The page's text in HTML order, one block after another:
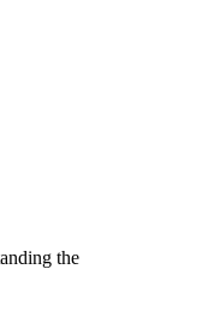
the